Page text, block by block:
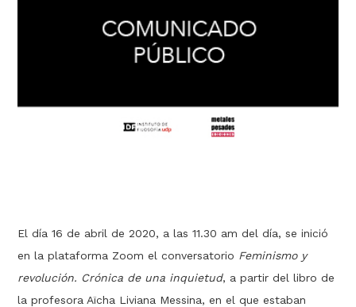
El día 16 de abril de 2020, a las 11.30 am del día, se inició
en la plataforma Zoom el conversatorio Feminismo y
revolución. Crónica de una inquietud, a partir del libro de
la profesora Aïcha Liviana Messina, en el que estaban